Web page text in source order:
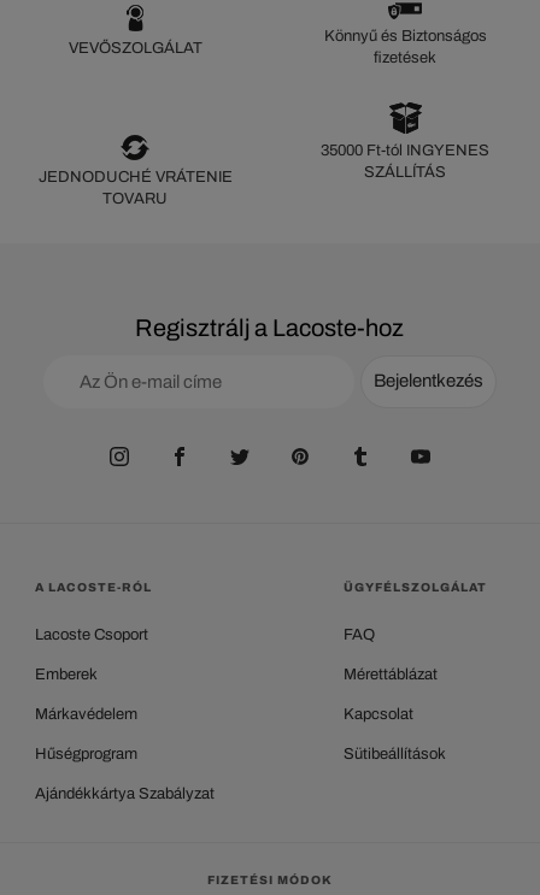
VEVŐSZOLGÁLAT
Könnyű és Biztonságos
fizetések
JEDNODUCHÉ VRÁTENIE
TOVARU
35000 Ft-tól INGYENES
SZÁLLÍTÁS
Regisztrálj a Lacoste-hoz
Bejelentkezés
A LACOSTE-RÓL
Lacoste Csoport
Emberek
Márkavédelem
Hűségprogram
Ajándékkártya Szabályzat
ÜGYFÉLSZOLGÁLAT
FAQ
Mérettáblázat
Kapcsolat
Sütibeállítások
FIZETÉSI MÓDOK